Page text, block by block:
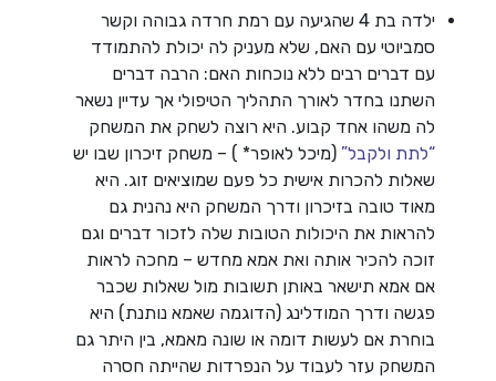
ילדה בת 4 שהגיעה עם רמת חרדה גבוהה וקשר
סמביוטי עם האם, שלא מעניק לה יכולת להתמודד
עם דברים רבים ללא נוכחות האם: הרבה דברים
השתנו בחדר לאורך התהליך הטיפולי אך עדיין נשאר
לה משהו אחד קבוע. היא רוצה לשחק את המשחק
“לתת ולקבל” (מיכל לאופר* ) – משחק זיכרון שבו יש
שאלות להכרות אישית כל פעם שמוציאים זוג. היא
מאוד טובה בזיכרון ודרך המשחק היא נהנית גם
להראות את היכולות הטובות שלה לזכור דברים וגם
זוכה להכיר אותה ואת אמא מחדש – מחכה לראות
אם אמא תישאר באותן תשובות מול שאלות שכבר
פגשה ודרך המודלינג (הדוגמה שאמא נותנת) היא
בוחרת אם לעשות דומה או שונה מאמא, בין היתר גם
המשחק עזר לעבוד על הנפרדות שהייתה חסרה